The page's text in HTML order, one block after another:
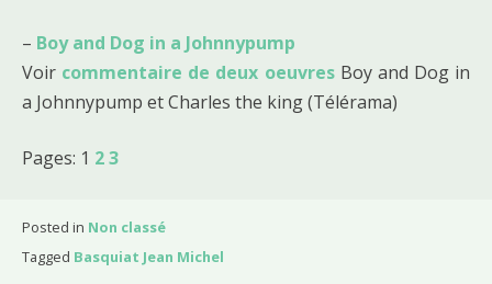
– Boy and Dog in a Johnnypump
Voir commentaire de deux oeuvresBoy and Dog in
a Johnnypump et Charles the king (Télérama)
Pages: 1 23
Posted in Non classé
Tagged Basquiat Jean Michel